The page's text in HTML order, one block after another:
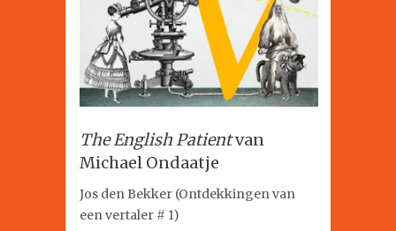
The English Patientvan
Michael Ondaatje
Jos den Bekker (Ontdekkingen van
een vertaler # 1)